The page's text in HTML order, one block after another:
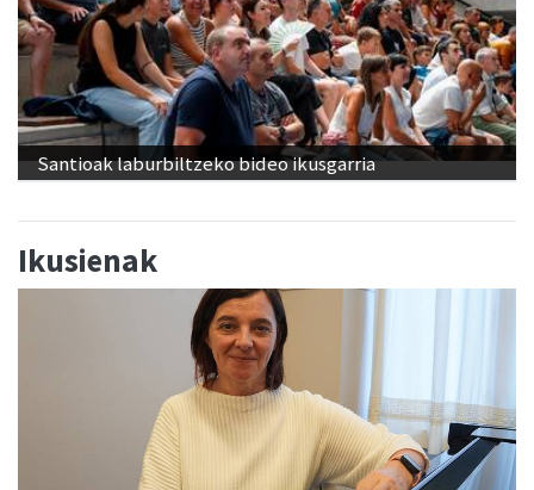
Santioak laburbiltzeko bideo ikusgarria
Ikusienak